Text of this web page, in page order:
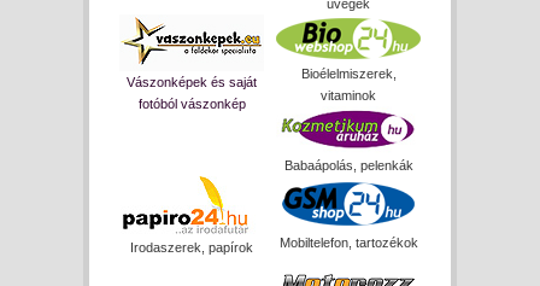
üvegek
Vászonképek és saját
fotóból vászonkép
Bioélelmiszerek,
vitaminok
Babaápolás, pelenkák
Irodaszerek, papírok Mobiltelefon, tartozékok